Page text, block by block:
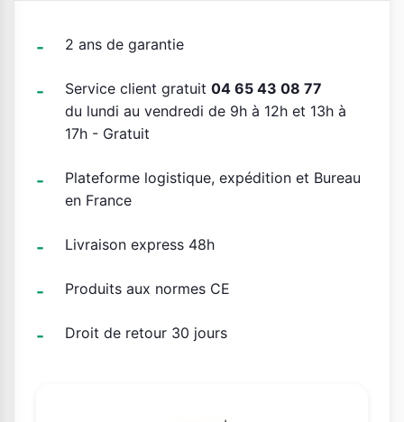
2 ans de garantie
Service client gratuit 04 65 43 08 77
du lundi au vendredi de 9h à 12h et 13h à
17h - Gratuit
Plateforme logistique, expédition et Bureau
en France
Livraison express 48h
Produits aux normes CE
Droit de retour 30 jours